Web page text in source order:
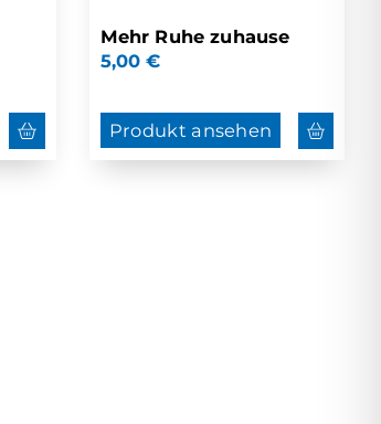
Mehr Ruhe zuhause
5,00€
Produkt ansehen